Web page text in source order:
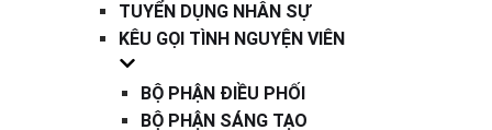
TUYỂN DỤNG NHÂN SỰ
KÊU GỌI TÌNH NGUYỆN VIÊN
BỘ PHẬN ĐIỀU PHỐI
BỘ PHẬN SÁNG TẠO